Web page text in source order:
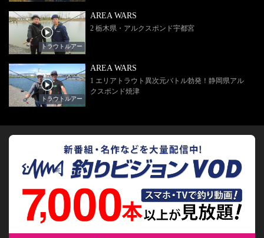
トラウトルアー
AREA WARS
2 栃木県・アルクスポンド宇都宮
トラウトルアー
AREA WARS
1 エリアトラウト異次元バトル勃発！静岡県アル
クスポンド焼津